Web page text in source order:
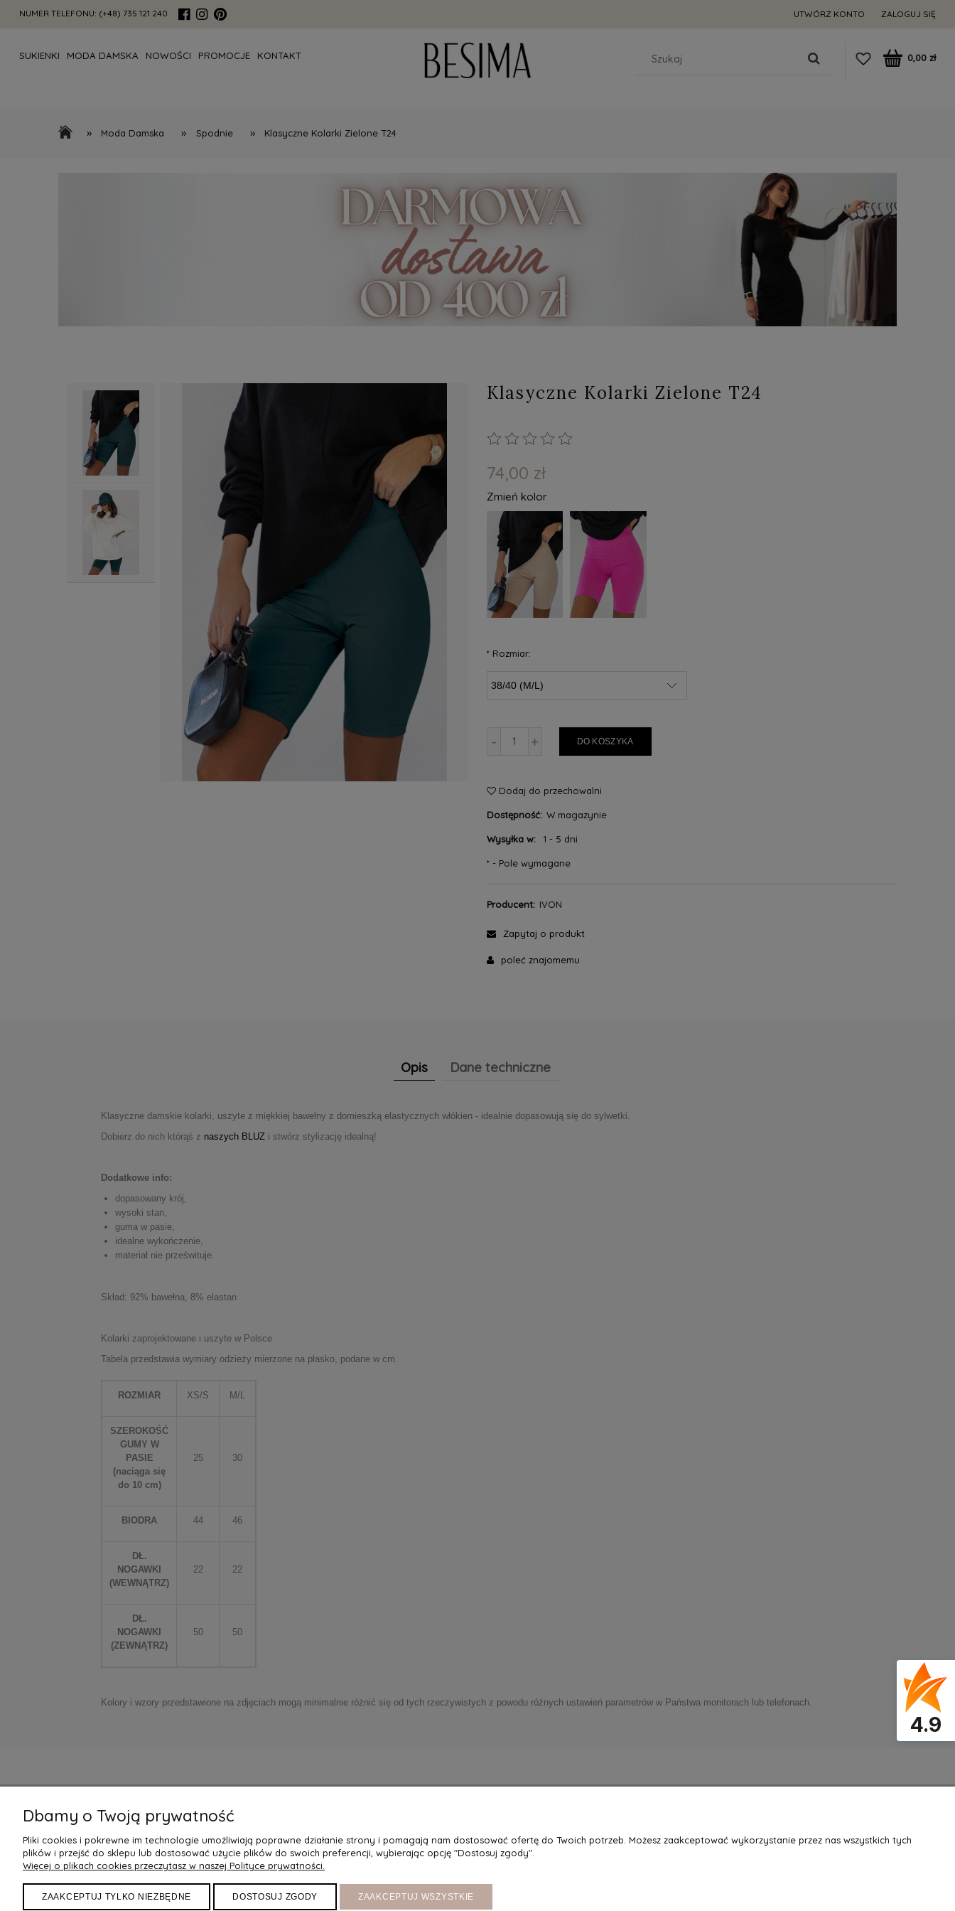
NUMER TELEFONU: (+48) 735 121 240 UTWÓRZ KONTO ZALOGUJ SIĘ
SUKIENKI MODA DAMSKA NOWOŚCI PROMOCJE KONTAKT 0,00 zł
» Moda Damska » Spodnie » Klasyczne Kolarki Zielone T24
Klasyczne Kolarki Zielone T24
74,00 zł
Zmień kolor
*Rozmiar:
- + DO KOSZYKA
Dodaj do przechowalni
Dostępność: W magazynie
Wysyłka w: 1 - 5 dni
*- Pole wymagane
Producent: IVON
Zapytaj o produkt
poleć znajomemu
Opis Dane techniczne
Klasyczne damskie kolarki, uszyte z miękkiej bawełny z domieszką elastycznych włókien - idealnie dopasowują się do sylwetki.
Dobierz do nich którąś z naszych BLUZ i stwórz stylizację idealną!
Dodatkowe info:
dopasowany krój,
wysoki stan,
guma w pasie,
idealne wykończenie,
materiał nie prześwituje.
Skład: 92% bawełna, 8% elastan
Kolarki zaprojektowane i uszyte w Polsce
Tabela przedstawia wymiary odzieży mierzone na płasko, podane w cm.
ROZMIAR XS/S M/L
SZEROKOŚĆ
GUMY W
PASIE
(naciąga się
do 10 cm)
25 30
BIODRA 44 46
DŁ.
NOGAWKI
(WEWNĄTRZ)
22 22
DŁ.
NOGAWKI
(ZEWNĄTRZ)
50 50
Kolory i wzory przedstawione na zdjęciach mogą minimalnie różnić się od tych rzeczywistych z powodu różnych ustawień parametrów w Państwa monitorach lub telefonach.
POMOC
Zwroty
Regulamin
Polityka Prywatności
Reklamacje
Czas realizacji i dostępność
Koszty i metody dostawy
Darmowa Wymiana
Sposoby płatności
Twoje zamówienia
Przechowalnia
Kontakt
4.9
Dbamy o Twoją prywatność
Pliki cookies i pokrewne im technologie umożliwiają poprawne działanie strony i pomagają nam dostosować ofertę do Twoich potrzeb. Możesz zaakceptować wykorzystanie przez nas wszystkich tych
plików i przejść do sklepu lub dostosować użycie plików do swoich preferencji, wybierając opcję "Dostosuj zgody".
Więcej o plikach cookies przeczytasz w naszej Polityce prywatności.
ZAAKCEPTUJ TYLKO NIEZBĘDNE DOSTOSUJ ZGODY ZAAKCEPTUJ WSZYSTKIE